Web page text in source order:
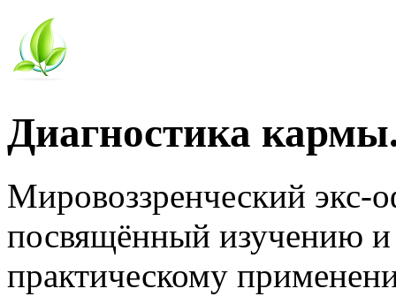
Диагностика
Мировоззренческий
посвящённый изучению
практическому